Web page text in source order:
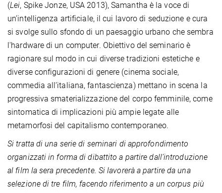
(Lei, Spike Jonze, USA 2013), Samantha è la voce di
un’intelligenza artificiale, il cui lavoro di seduzione e cura
si svolge sullo sfondo di un paesaggio urbano che sembra
l'hardware di un computer. Obiettivo del seminario è
ragionare sul modo in cui diverse tradizioni estetiche e
diverse configurazioni di genere (cinema sociale,
commedia all’italiana, fantascienza) mettano in scena la
progressiva smaterializzazione del corpo femminile, come
sintomatica di implicazioni più ampie legate alle
metamorfosi del capitalismo contemporaneo.
Si tratta di una serie di seminari di approfondimento
organizzati in forma di dibattito a partire dall’introduzione
al film la sera precedente. Si lavorerà a partire da una
selezione di tre film, facendo riferimento a un corpus più